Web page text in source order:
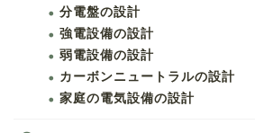
分電盤の設計
強電設備の設計
弱電設備の設計
カーボンニュートラルの設計
家庭の電気設備の設計